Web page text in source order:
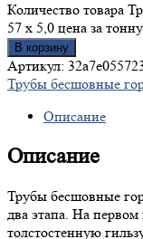
Количество товара
57 х 5,0 цена за
В корзину
Артикул:
Трубы бесшовные
Описание
Описание
Трубы бесшовные
два этапа. На
толстостенную